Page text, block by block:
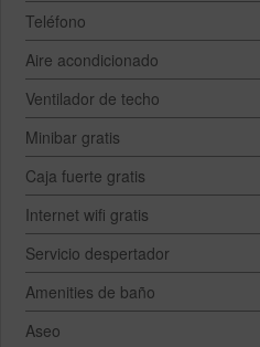
Teléfono
Aire acondicionado
Ventilador de techo
Minibar gratis
Caja fuerte gratis
Internet wifi gratis
Servicio despertador
Amenities de baño
Aseo